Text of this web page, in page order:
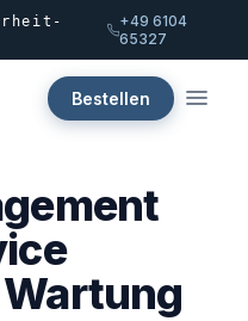
+49 6104
65327
Bestellen